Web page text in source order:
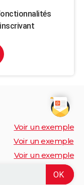
Voir un exemple
Voir un exemple
Voir un exemple